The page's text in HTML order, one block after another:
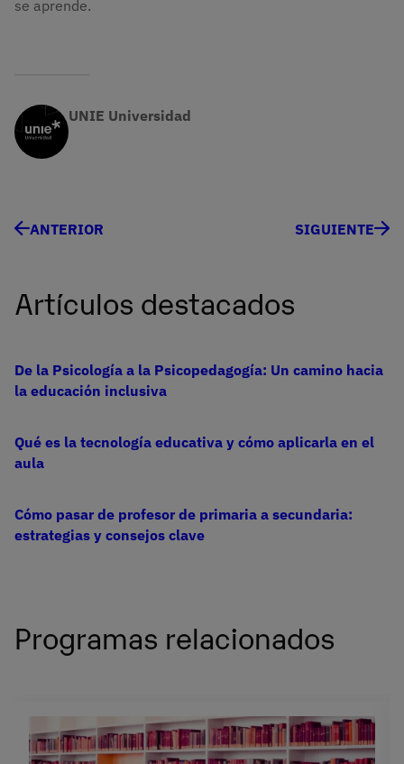
se aprende.
UNIE Universidad
ANTERIOR SIGUIENTE
Artículos destacados
De la Psicología a la Psicopedagogía: Un camino hacia
la educación inclusiva
Qué es la tecnología educativa y cómo aplicarla en el
aula
Cómo pasar de profesor de primaria a secundaria:
estrategias y consejos clave
Programas relacionados